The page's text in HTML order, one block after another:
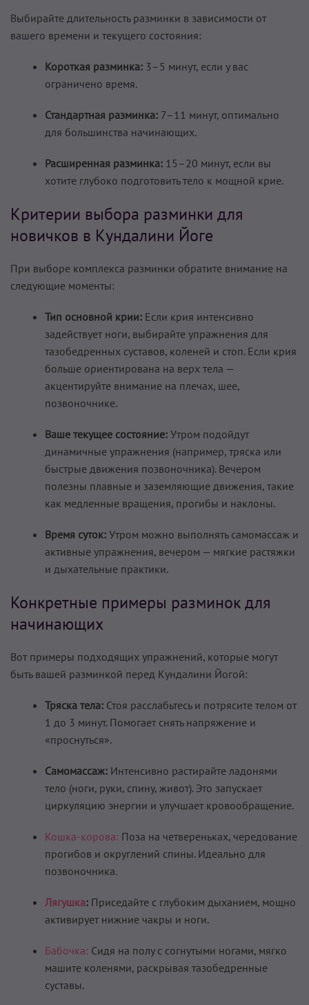
Выбирайте длительность разминки в зависимости от
вашего времени и текущего состояния:
Короткая разминка: 3–5 минут, если у вас
ограничено время.
Стандартная разминка: 7–11 минут, оптимально
для большинства начинающих.
Расширенная разминка: 15–20 минут, если вы
хотите глубоко подготовить тело к мощной крие.
Критерии выбора разминки для
новичков в Кундалини Йоге
При выборе комплекса разминки обратите внимание на
следующие моменты:
Тип основной крии: Если крия интенсивно
задействует ноги, выбирайте упражнения для
тазобедренных суставов, коленей и стоп. Если крия
больше ориентирована на верх тела —
акцентируйте внимание на плечах, шее,
позвоночнике.
Ваше текущее состояние: Утром подойдут
динамичные упражнения (например, тряска или
быстрые движения позвоночника). Вечером
полезны плавные и заземляющие движения, такие
как медленные вращения, прогибы и наклоны.
Время суток: Утром можно выполнять самомассаж и
активные упражнения, вечером — мягкие растяжки
и дыхательные практики.
Конкретные примеры разминок для
начинающих
Вот примеры подходящих упражнений, которые могут
быть вашей разминкой перед Кундалини Йогой:
Тряска тела: Стоя расслабьтесь и потрясите телом от
1 до 3 минут. Помогает снять напряжение и
«проснуться».
Самомассаж: Интенсивно растирайте ладонями
тело (ноги, руки, спину, живот). Это запускает
циркуляцию энергии и улучшает кровообращение.
Кошка-корова: Поза на четвереньках, чередование
прогибов и округлений спины. Идеально для
позвоночника.
Лягушка: Приседайте с глубоким дыханием, мощно
активирует нижние чакры и ноги.
Бабочка: Сидя на полу с согнутыми ногами, мягко
машите коленями, раскрывая тазобедренные
суставы.